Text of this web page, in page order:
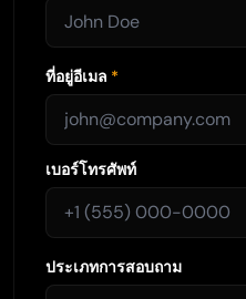
ที่อยู่อีเมล *
เบอร์โทรศัพท์
ประเภทการสอบถาม